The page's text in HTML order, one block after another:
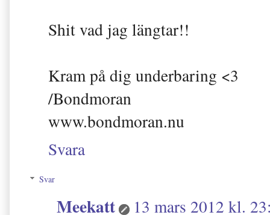
Shit vad jag längtar!!
Kram på dig underbaring <3
/Bondmoran
www.bondmoran.nu
Svara
Svar
Meekatt
13 mars 2012 kl.